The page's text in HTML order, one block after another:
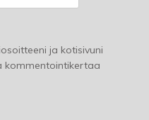
ja kotisivuni
kommentointikertaa